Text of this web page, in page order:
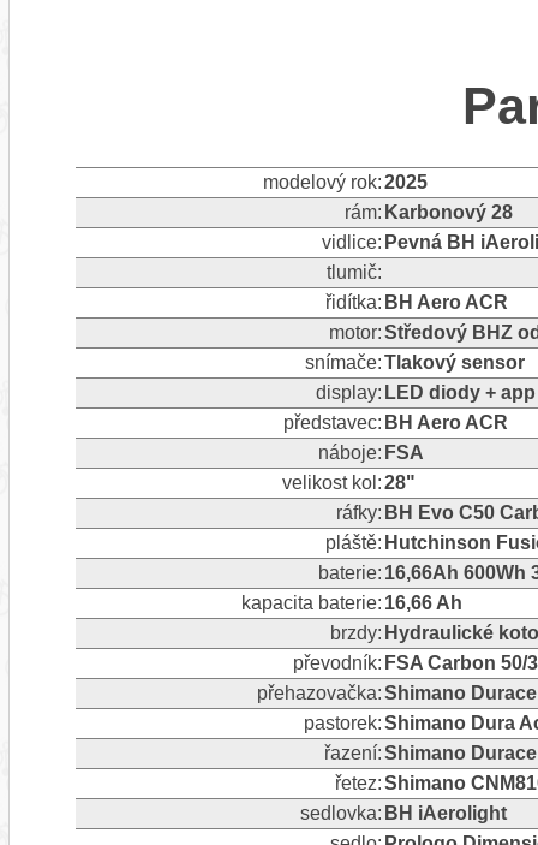
modelový rok:2025
rám: Karbonový 28
vidlice: Pevná BH
tlumič:
řidítka: BH Aero ACR
motor:Středový BHZ
snímače:Tlakový sensor
display: LED diody +
představec: BH Aero ACR
náboje: FSA
velikost kol:28"
ráfky: BH Evo C50
pláště: Hutchinson
baterie: 16,66Ah 600Wh
kapacita baterie: 16,66 Ah
brzdy: Hydraulické
převodník: FSA Carbon 50/
přehazovačka:Shimano
pastorek:Shimano Dura
řazení:Shimano
řetez:Shimano
sedlovka: BH iAerolight